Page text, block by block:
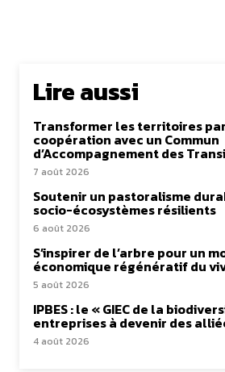
Lire aussi
Transformer les territoires
coopération avec un Commun
d’Accompagnement des
7 août 2026
Soutenir un pastoralisme
socio-écosystèmes résilients
6 août 2026
S’inspirer de l’arbre pour un
économique régénératif du
5 août 2026
IPBES : le « GIEC de la
entreprises à devenir des
4 août 2026